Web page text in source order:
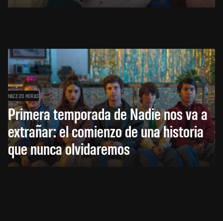
HACE 20 HORAS
Primera temporada de Nadie nos va a
extrañar: el comienzo de una historia
que nunca olvidaremos